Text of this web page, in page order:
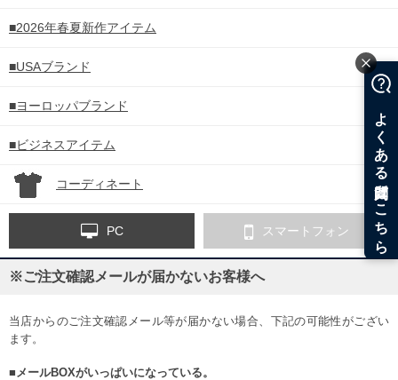
■2026年春夏新作アイテム
■USAブランド
■ヨーロッパブランド
■ビジネスアイテム
コーディネート
PC スマートフォン
※ご注文確認メールが届かないお客様へ
当店からのご注文確認メール等が届かない場合、下記の可能性がござい
ます。
■メールBOXがいっぱいになっている。